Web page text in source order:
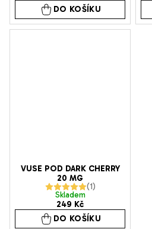
produktu
je
DO KOŠÍKU
VUSE POD DARK CHERRY
20 MG
Průměrné
hodnocení
produktu
Skladem
249 Kč
DO KOŠÍKU